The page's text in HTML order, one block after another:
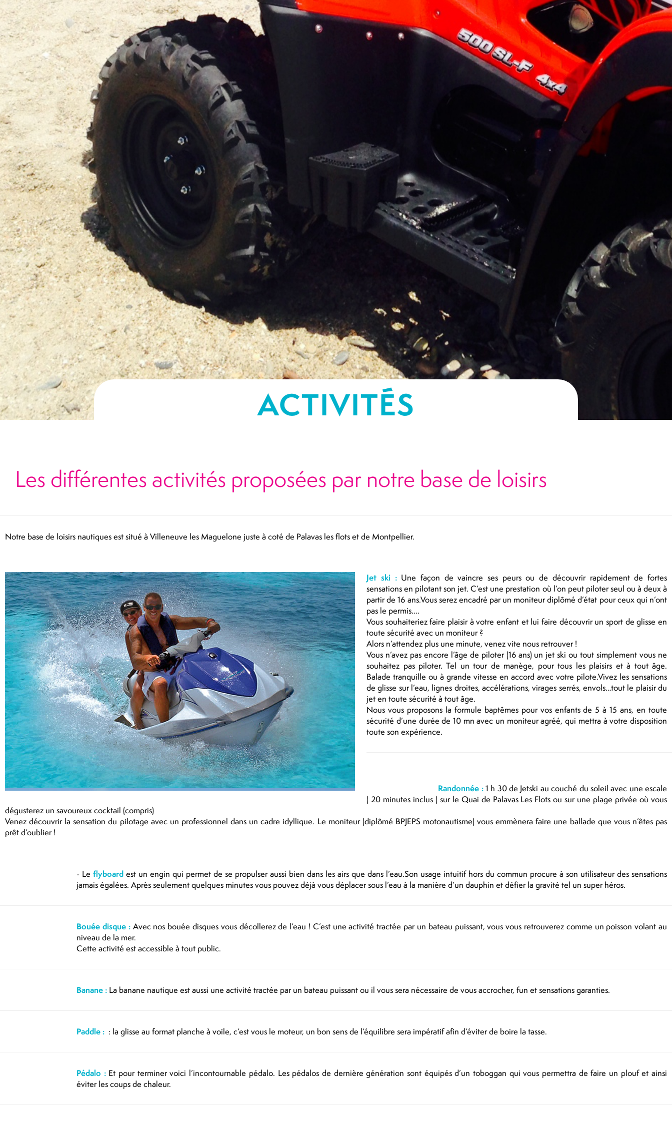
ACTIVITÉS
Les différentes activités proposées par notre base de loisirs
Notre base de loisirs nautiques est situé à Villeneuve les Maguelone juste à coté de Palavas les flots et de Montpellier.
Jet ski : Une façon de vaincre ses peurs ou de découvrir rapidement de fortes
sensations en pilotant son jet. C’est une prestation où l’on peut piloter seul ou à deux à
partir de 16 ans.Vous serez encadré par un moniteur diplômé d’état pour ceux qui n’ont
pas le permis....
Vous souhaiteriez faire plaisir à votre enfant et lui faire découvrir un sport de glisse en
toute sécurité avec un moniteur ?
Alors n’attendez plus une minute, venez vite nous retrouver !
Vous n’avez pas encore l’âge de piloter (16 ans) un jet ski ou tout simplement vous ne
souhaitez pas piloter. Tel un tour de manège, pour tous les plaisirs et à tout âge.
Balade tranquille ou à grande vitesse en accord avec votre pilote.Vivez les sensations
de glisse sur l’eau, lignes droites, accélérations, virages serrés, envols…tout le plaisir du
jet en toute sécurité à tout âge.
Nous vous proposons la formule baptêmes pour vos enfants de 5 à 15 ans, en toute
sécurité d’une durée de 10 mn avec un moniteur agréé, qui mettra à votre disposition
toute son expérience.
Randonnée :1 h 30 de Jetski au couché du soleil avec une escale
( 20 minutes inclus ) sur le Quai de Palavas Les Flots ou sur une plage privée où vous
dégusterez un savoureux cocktail (compris)
Venez découvrir la sensation du pilotage avec un professionnel dans un cadre idyllique. Le moniteur (diplômé BPJEPS motonautisme) vous emmènera faire une ballade que vous n’êtes pas
prêt d’oublier !
- Leflyboard est un engin qui permet de se propulser aussi bien dans les airs que dans l’eau.Son usage intuitif hors du commun procure à son utilisateur des sensations
jamais égalées. Après seulement quelques minutes vous pouvez déjà vous déplacer sous l’eau à la manière d’un dauphin et défier la gravité tel un super héros.
Bouée disque :Avec nos bouée disques vous décollerez de l’eau ! C’est une activité tractée par un bateau puissant, vous vous retrouverez comme un poisson volant au
niveau de la mer.
Cette activité est accessible à tout public.
Banane : La banane nautique est aussi une activité tractée par un bateau puissant ou il vous sera nécessaire de vous accrocher, fun et sensations garanties.
Paddle : : la glisse au format planche à voile, c’est vous le moteur, un bon sens de l’équilibre sera impératif afin d’éviter de boire la tasse.
Pédalo :Et pour terminer voici l’incontournable pédalo. Les pédalos de dernière génération sont équipés d’un toboggan qui vous permettra de faire un plouf et ainsi
éviter les coups de chaleur.